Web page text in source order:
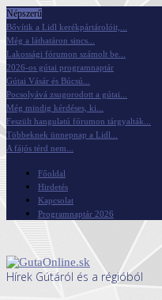
Népszerű
Bővítik a Lidl kerékpártárolóit,...
Még a láthatáron sincs...
Lakossági fórumon számolt be...
2026-os gútai programnaptár
Gútai Vásár és Búcsú...
Pocsolyává zsugorodott a gútai...
Még mindig kérdéses, ki...
Feszült hangulatú fórumon tárgyalták...
Többeknek ünnepnap a Lidl...
A fájós térd nem...
Főoldal
Hirdetés
Kapcsolat
Programnaptár 2026
Hírek Gútáról és a régióból